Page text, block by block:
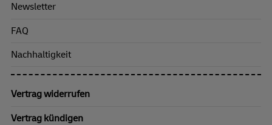
Newsletter
FAQ
Nachhaltigkeit
Vertrag widerrufen
Vertrag kündigen